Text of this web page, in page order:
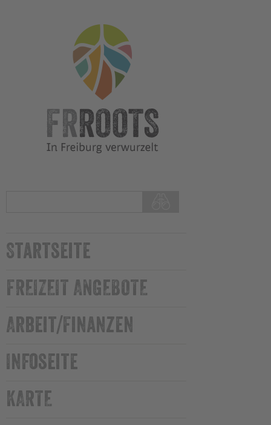
Startseite
FREIZEIT ANGEBOTE
Arbeit/Finanzen
Infoseite
KARTE